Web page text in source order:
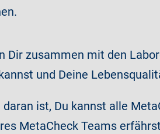
Dir zusammen mit den
und Deine
daran ist, Du kannst alle
MetaCheck Teams